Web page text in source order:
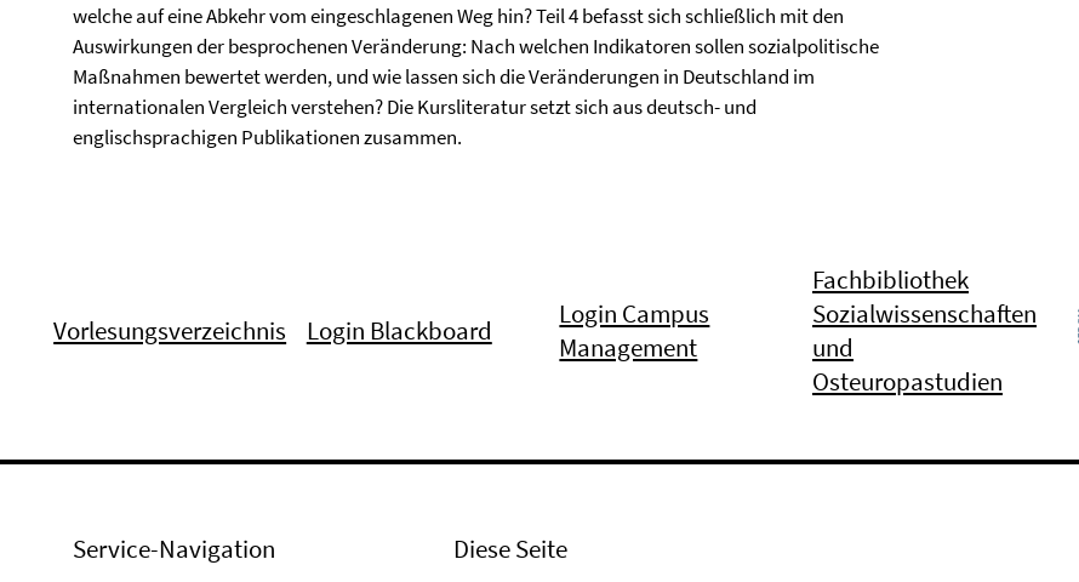
welche auf eine Abkehr vom eingeschlagenen Weg hin? Teil 4 befasst sich schließlich mit den
Auswirkungen der besprochenen Veränderung: Nach welchen Indikatoren sollen sozialpolitische
Maßnahmen bewertet werden, und wie lassen sich die Veränderungen in Deutschland im
internationalen Vergleich verstehen? Die Kursliteratur setzt sich aus deutsch- und
englischsprachigen Publikationen zusammen.
Vorlesungsverzeichnis Login Blackboard
Login Campus
Management
Fachbibliothek
Sozialwissenschaften
und
Osteuropastudien
Service-Navigation Diese Seite